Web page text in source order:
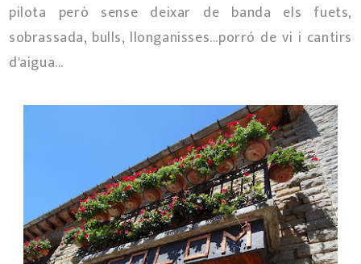
pilota però sense deixar de banda els fuets,
sobrassada, bulls, llonganisses...porró de vi i cantirs
d'aigua...